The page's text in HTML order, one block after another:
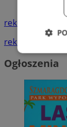
reklama
reklama
Ogłoszenia